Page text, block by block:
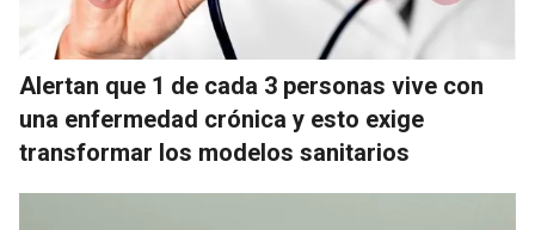
Alertan que 1 de cada 3 personas vive con
una enfermedad crónica y esto exige
transformar los modelos sanitarios